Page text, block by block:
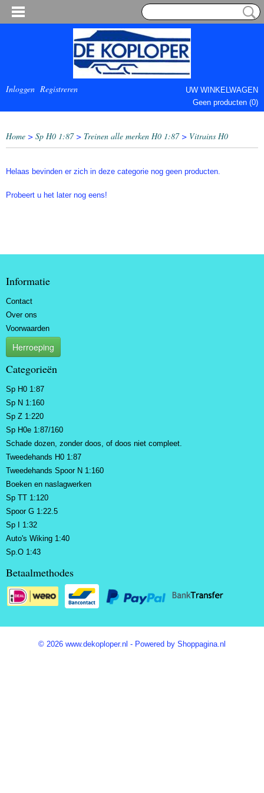
Inloggen Registreren
UW WINKELWAGEN
Geen producten (0)
Home > Sp H0 1:87> Treinen alle merken H0 1:87> Vitrains H0
Helaas bevinden er zich in deze categorie nog geen producten.
Probeert u het later nog eens!
Informatie
Contact
Over ons
Voorwaarden
Herroeping
Categorieën
Sp H0 1:87
Sp N 1:160
Sp Z 1:220
Sp H0e 1:87/160
Schade dozen, zonder doos, of doos niet compleet.
Tweedehands H0 1:87
Tweedehands Spoor N 1:160
Boeken en naslagwerken
Sp TT 1:120
Spoor G 1:22.5
Sp I 1:32
Auto's Wiking 1:40
Sp.O 1:43
Betaalmethodes
© 2026 www.dekoploper.nl - Powered by Shoppagina.nl